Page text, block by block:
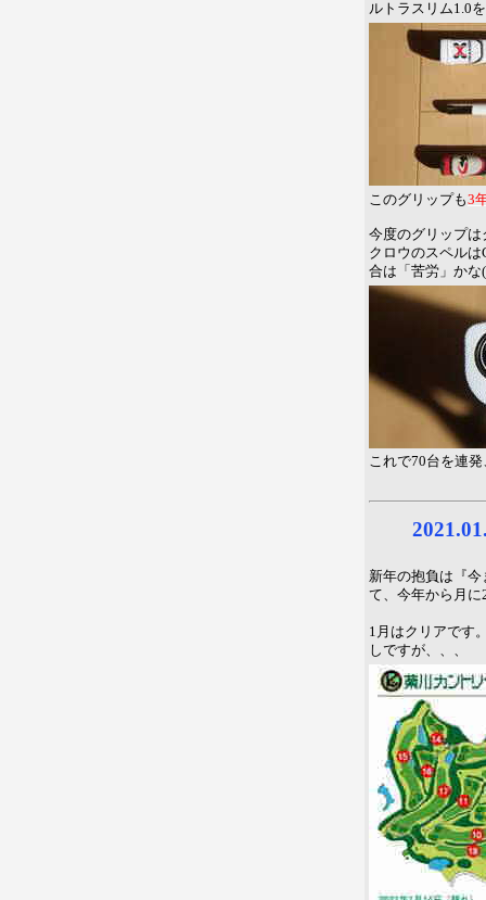
ルトラスリム1.0
このグリップも3
今度のグリップは
クロウのスペルは
合は「苦労」かな
これで70台を連
新年の抱負は『
て、今年から月
1月はクリアです
しですが、、、